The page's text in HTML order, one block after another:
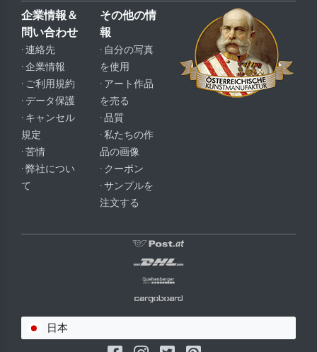
企業情報＆
問い合わせ
· 連絡先
· 企業情報
· ご利用規約
· データ保護
· キャンセル
規定
· 苦情
· 弊社につい
て
その他の情
報
· 自分の写真
を使用
· アート作品
を売る
· 品質
· 私たちの作
品の画像
· クーポン
· サンプルを
注文する
日本